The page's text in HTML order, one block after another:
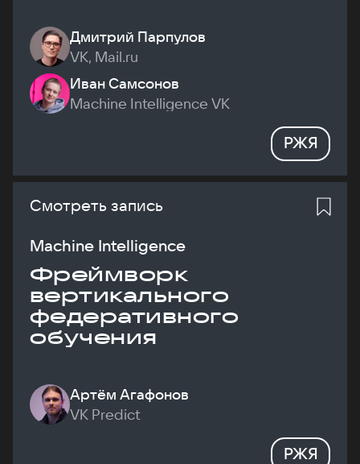
Дмитрий Парпулов
VK, Mail.ru
Иван Самсонов
Machine Intelligence VK
РЖЯ
Смотреть запись
Machine Intelligence
Фреймворк
вертикального
федеративного
обучения
Артём Агафонов
VK Predict
РЖЯ